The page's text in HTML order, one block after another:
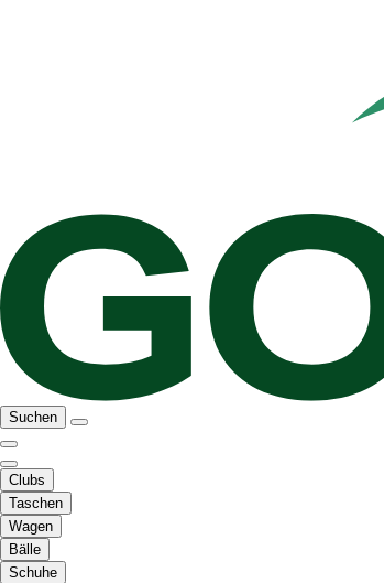
Suchen
Clubs
Taschen
Wagen
Bälle
Schuhe